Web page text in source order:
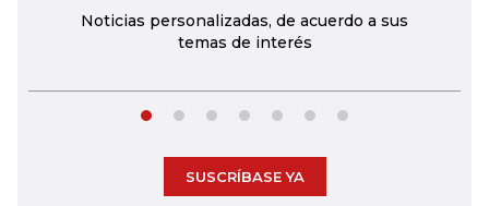
Noticias personalizadas, de acuerdo a sus
temas de interés
SUSCRÍBASE YA